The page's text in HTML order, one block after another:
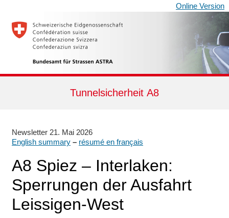
Online Version
Tunnel­sicher­heit A8
Newsletter 21. Mai 2026
English summary – résumé en français
A8 Spiez – Interlaken:
Sperrungen der Aus­fahrt
Leissigen-West